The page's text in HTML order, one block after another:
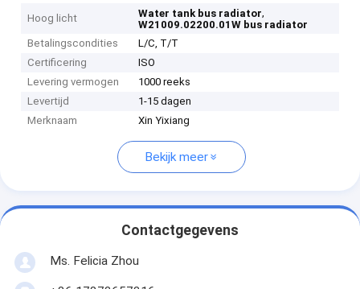
Hoog licht Water tank bus radiator,
W21009.02200.01W bus radiator
Betalingscondities
L/C, T/T
Certificering
ISO
Levering vermogen
1000 reeks
Levertijd
1-15 dagen
Merknaam
Xin Yixiang
Bekijk meer
Contactgegevens
Ms. Felicia Zhou